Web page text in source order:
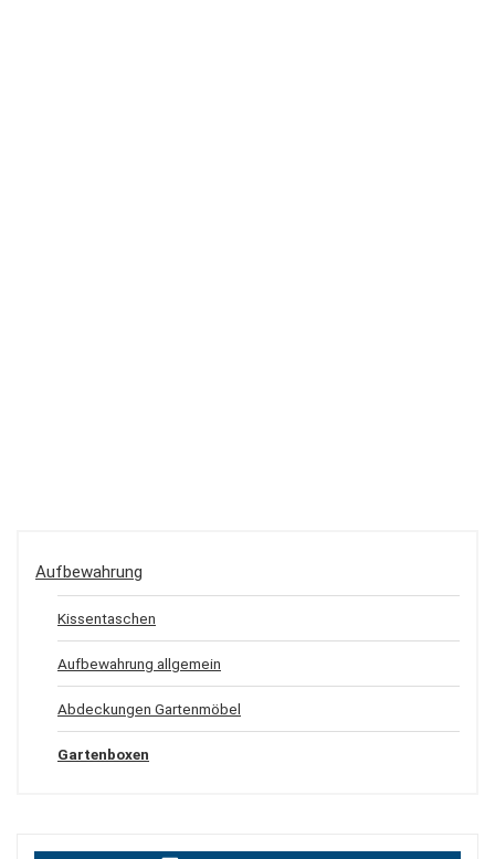
Aufbewahrung
Kissentaschen
Aufbewahrung allgemein
Abdeckungen Gartenmöbel
Gartenboxen